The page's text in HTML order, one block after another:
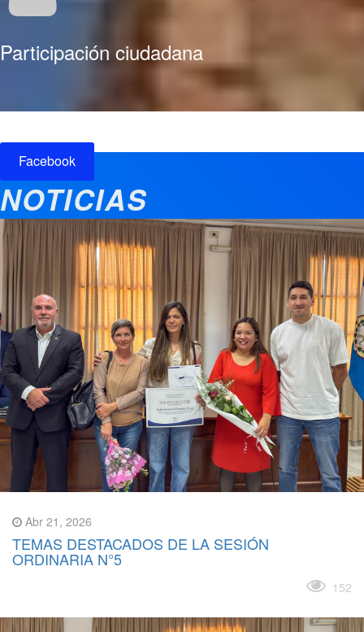
Participación ciudadana
Facebook
NOTICIAS
Abr 21, 2026
TEMAS DESTACADOS DE LA SESIÓN
ORDINARIA N°5
152